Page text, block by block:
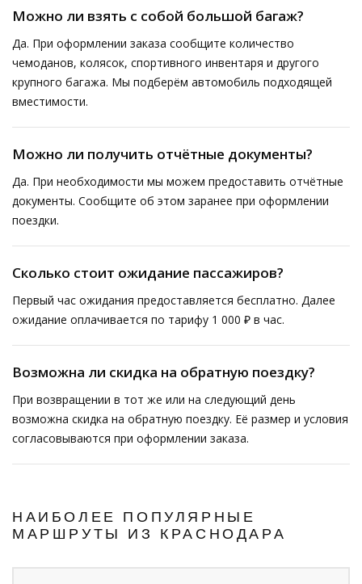
Можно ли взять с собой большой багаж?
Да. При оформлении заказа сообщите количество
чемоданов, колясок, спортивного инвентаря и другого
крупного багажа. Мы подберём автомобиль подходящей
вместимости.
Можно ли получить отчётные документы?
Да. При необходимости мы можем предоставить отчётные
документы. Сообщите об этом заранее при оформлении
поездки.
Сколько стоит ожидание пассажиров?
Первый час ожидания предоставляется бесплатно. Далее
ожидание оплачивается по тарифу 1 000 ₽ в час.
Возможна ли скидка на обратную поездку?
При возвращении в тот же или на следующий день
возможна скидка на обратную поездку. Её размер и условия
согласовываются при оформлении заказа.
НАИБОЛЕЕ ПОПУЛЯРНЫЕ
МАРШРУТЫ ИЗ КРАСНОДАРА